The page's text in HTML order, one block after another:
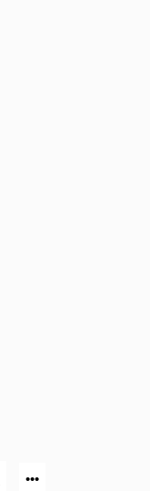
•••